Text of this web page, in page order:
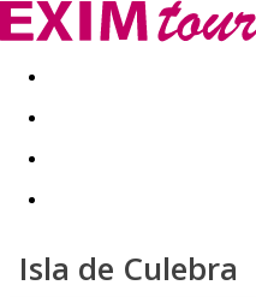
Akční nabídky Last minute
Isla de Culebra